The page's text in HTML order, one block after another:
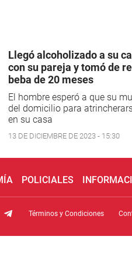
Llegó alcoholizado a su
con su pareja y tomó de
beba de 20 meses
El hombre esperó a que su
del domicilio para
en su casa
13 DE DICIEMBRE DE 2023 - 15:30
POLICIALES
Términos y Condiciones